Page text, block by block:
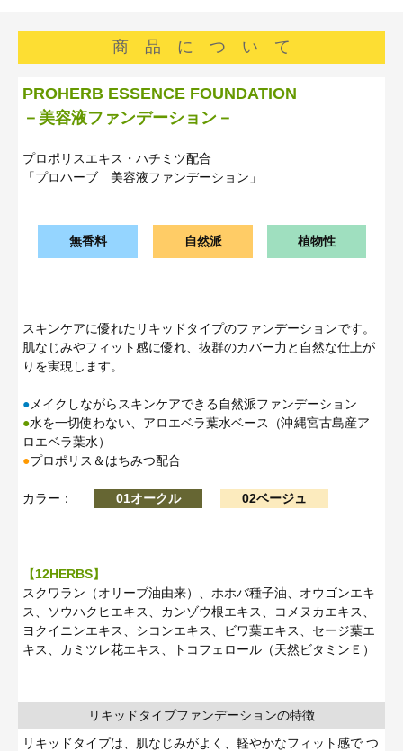
商 品 に つ い て
PROHERB ESSENCE FOUNDATION
－美容液ファンデーション－
プロポリスエキス・ハチミツ配合
「プロハーブ 美容液ファンデーション」
無香料 自然派 植物性
スキンケアに優れたリキッドタイプのファンデーションです。
肌なじみやフィット感に優れ、抜群のカバー力と自然な仕上が
りを実現します。
● メイクしながらスキンケアできる自然派ファンデーション
●水を一切使わない、アロエベラ葉水ベース（沖縄宮古島産ア
ロエベラ葉水）
●プロポリス＆はちみつ配合
カラー： 01オークル 02ベージュ
【12HERBS】
スクワラン（オリーブ油由来）、ホホバ種子油、オウゴンエキ
ス、ソウハクヒエキス、カンゾウ根エキス、コメヌカエキス、
ヨクイニンエキス、シコンエキス、ビワ葉エキス、セージ葉エ
キス、カミツレ花エキス、トコフェロール（天然ビタミンＥ）
リキッドタイプファンデーションの特徴
リキッドタイプは、肌なじみがよく、軽やかなフィット感で つ